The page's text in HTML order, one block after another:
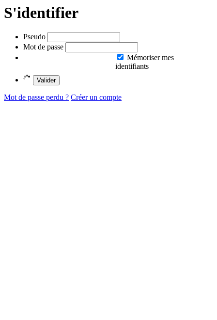
S'identifier
Pseudo
Mot de passe
Mémoriser mes
identifiants
Valider
Mot de passe perdu ? Créer un compte